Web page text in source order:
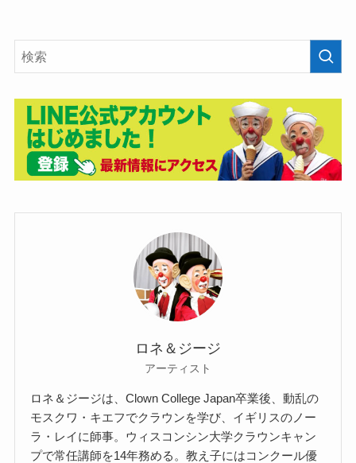
ロネ＆ジージ
アーティスト
ロネ＆ジージは、Clown College Japan卒業後、動乱の
モスクワ・キエフでクラウンを学び、イギリスのノー
ラ・レイに師事。ウィスコンシン大学クラウンキャン
プで常任講師を14年務める。教え子にはコンクール優